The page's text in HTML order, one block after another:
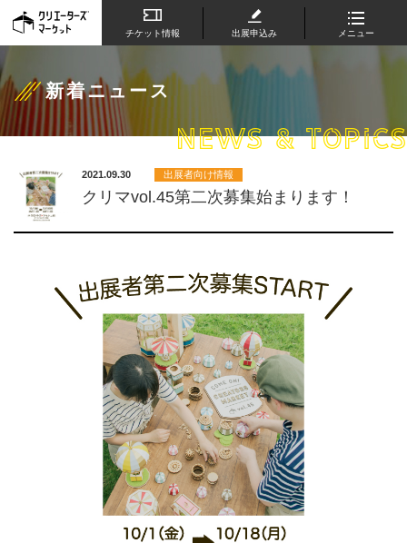
新着ニュース
NEWS & TOPICS
2021.09.30 出展者向け情報
クリマvol.45第二次募集始まります！
チケット情報 出展申込み メニュー